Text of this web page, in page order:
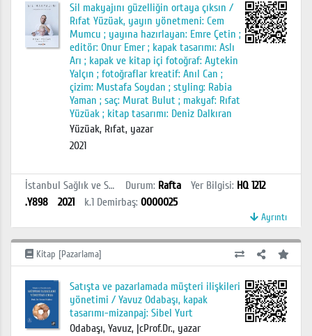
Sil makyajını güzelliğin ortaya çıksın /
Rıfat Yüzüak, yayın yönetmeni: Cem
Mumcu ; yayına hazırlayan: Emre Çetin ;
editör: Onur Emer ; kapak tasarımı: Aslı
Arı ; kapak ve kitap içi fotoğraf: Aytekin
Yalçın ; fotoğraflar kreatif: Anıl Can ;
çizim: Mustafa Soydan ; styling: Rabia
Yaman ; saç: Murat Bulut ; makyaf: Rıfat
Yüzüak ; kitap tasarımı: Deniz Dalkıran
Yüzüak, Rıfat, yazar
2021
İstanbul Sağlık ve Sosyal Bilimler MYO Kütüphanesi Durum: Rafta Yer Bilgisi: HQ 1212
.Y898
2021 k.1 Demirbaş: 0000025
Ayrıntı
Kitap [Pazarlama]
Satışta ve pazarlamada müşteri ilişkileri
yönetimi / Yavuz Odabaşı, kapak
tasarımı-mizanpaj: Sibel Yurt
Odabaşı, Yavuz, |cProf.Dr., yazar